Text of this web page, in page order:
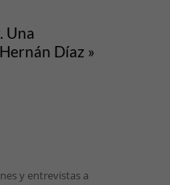
Una
Díaz »
y entrevistas a